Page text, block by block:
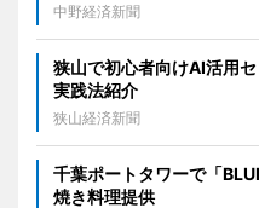
中野経済新聞
狭山で初心者向けAI活用
実践法紹介
狭山経済新聞
千葉ポートタワーで「
焼き料理提供